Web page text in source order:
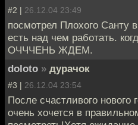
#2 | 26.12.04 23:49
посмотрел Плохого Санту
есть над чем работать.
ОЧЧЧЕНЬ ЖДЕМ.
doloto » дурачок
#3 | 26.12.04 23:54
После счастливого нового
очень хочется в